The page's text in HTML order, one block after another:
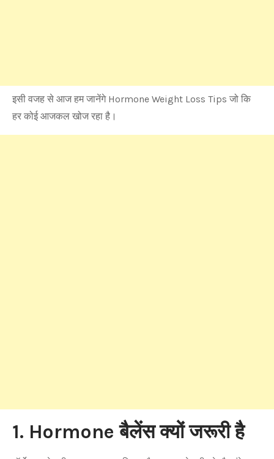
इसी वजह से आज हम जानेंगे Hormone Weight Loss Tips जो कि
हर कोई आजकल खोज रहा है।
1. Hormone बैलेंस क्यों जरूरी है